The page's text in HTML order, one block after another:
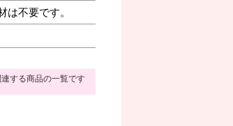
不要です。
する商品の一覧です